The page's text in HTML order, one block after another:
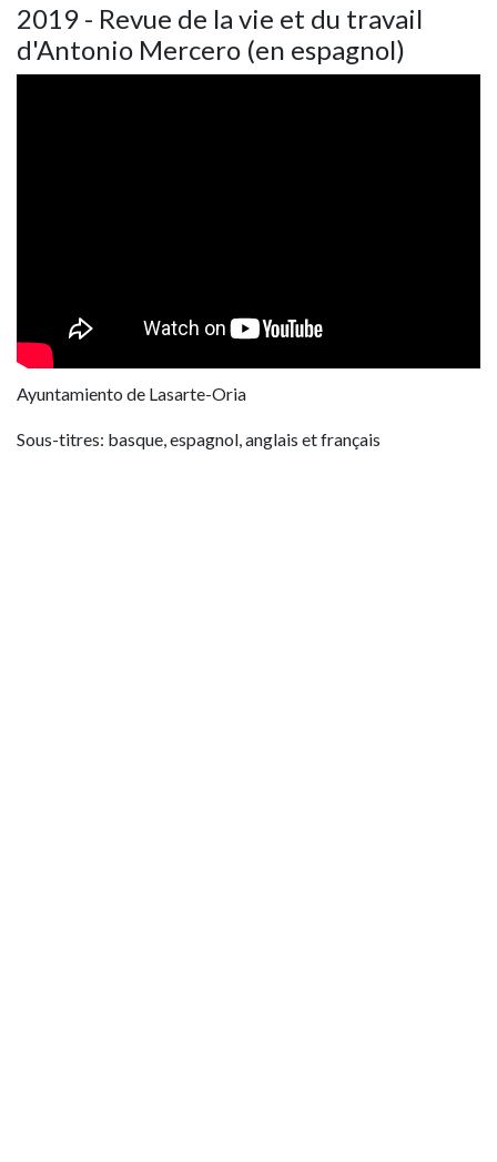
2019 - Revue de la vie et du travail
d'Antonio Mercero (en espagnol)
Ayuntamiento de Lasarte-Oria
Sous-titres: basque, espagnol, anglais et français